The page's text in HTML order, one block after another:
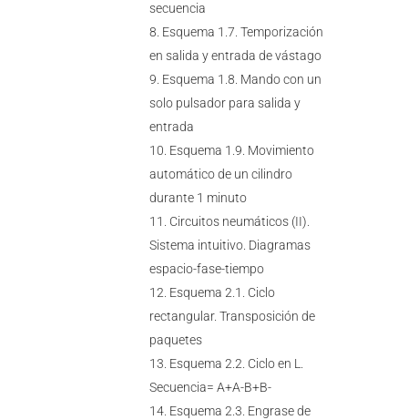
secuencia
Esquema 1.7. Temporización
en salida y entrada de vástago
Esquema 1.8. Mando con un
solo pulsador para salida y
entrada
Esquema 1.9. Movimiento
automático de un cilindro
durante 1 minuto
Circuitos neumáticos (II).
Sistema intuitivo. Diagramas
espacio-fase-tiempo
Esquema 2.1. Ciclo
rectangular. Transposición de
paquetes
Esquema 2.2. Ciclo en L.
Secuencia= A+A-B+B-
Esquema 2.3. Engrase de